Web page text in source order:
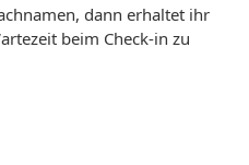
dann erhaltet ihr
beim Check-in zu